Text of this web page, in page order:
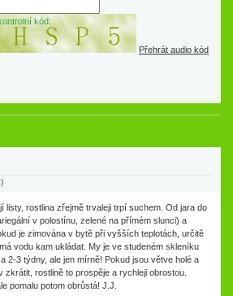
kód:
Přehrát audio kód
)
listy, rostlina zřejmě trvaleji trpí suchem. Od jara do
v polostínu, zelené na přímém slunci) a
je zimována v bytě při vyšších teplotách, určitě
vodu kam ukládat. My je ve studeném skleníku
2-3 týdny, ale jen mírně! Pokud jsou větve holé a
zkrátit, rostlině to prospěje a rychleji obrostou.
pomalu potom obrůstá! J.J.